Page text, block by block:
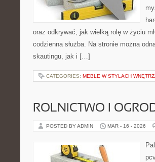
oraz odkrywać, jak wielką rolę w życiu
codzienna służba. Na stronie można
skautingu, jak i […]
CATEGORIES: MEBLE W STYLACH
ROLNICTWO I
POSTED BY ADMIN MAR - 16 - 2026